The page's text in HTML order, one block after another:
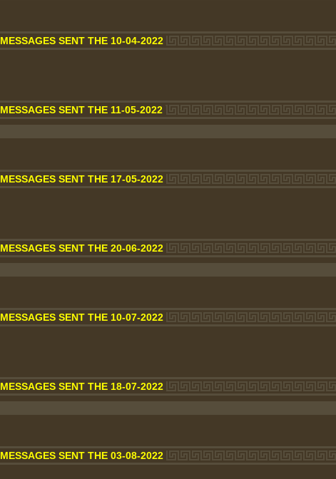
MESSAGES SENT THE 10-04-2022
MESSAGES SENT THE 11-05-2022
MESSAGES SENT THE 17-05-2022
MESSAGES SENT THE 20-06-2022
MESSAGES SENT THE 10-07-2022
MESSAGES SENT THE 18-07-2022
MESSAGES SENT THE 03-08-2022